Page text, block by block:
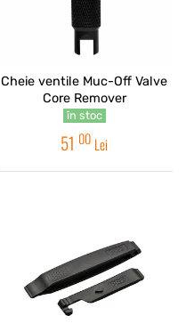
Cheie ventile Muc-Off Valve
Core Remover
în stoc
51 00 Lei